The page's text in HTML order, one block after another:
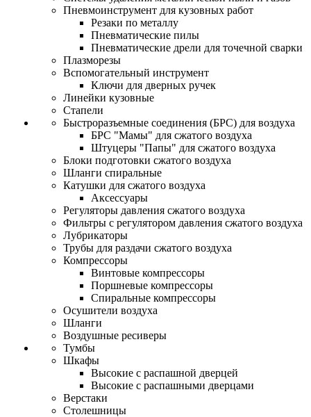
Пневмоинструмент для кузовных работ
Резаки по металлу
Пневматические пилы
Пневматические дрели для точечной сварки
Плазморезы
Вспомогательный инструмент
Ключи для дверных ручек
Линейки кузовные
Стапели
Быстроразъемные соединения (БРС) для воздуха
БРС "Мамы" для сжатого воздуха
Штуцеры "Папы" для сжатого воздуха
Блоки подготовки сжатого воздуха
Шланги спиральные
Катушки для сжатого воздуха
Аксессуары
Регуляторы давления сжатого воздуха
Фильтры с регулятором давления сжатого воздуха
Лубрикаторы
Трубы для раздачи сжатого воздуха
Компрессоры
Винтовые компрессоры
Поршневые компрессоры
Спиральные компрессоры
Осушители воздуха
Шланги
Воздушные ресиверы
Тумбы
Шкафы
Высокие с распашной дверцей
Высокие с распашными дверцами
Верстаки
Столешницы